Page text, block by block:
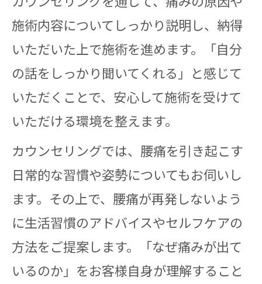
施術内容についてしっかり説明し、納得
いただいた上で施術を進めます。「自分
の話をしっかり聞いてくれる」と感じて
いただくことで、安心して施術を受けて
いただける環境を整えます。
カウンセリングでは、腰痛を引き起こす
日常的な習慣や姿勢についてもお伺いし
ます。その上で、腰痛が再発しないよう
に生活習慣のアドバイスやセルフケアの
方法をご提案します。「なぜ痛みが出て
いるのか」をお客様自身が理解すること